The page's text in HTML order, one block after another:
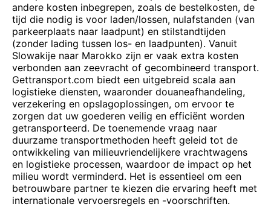
andere kosten inbegrepen, zoals de bestelkosten, de
tijd die nodig is voor laden/lossen, nulafstanden (van
parkeerplaats naar laadpunt) en stilstandtijden
(zonder lading tussen los- en laadpunten). Vanuit
Slowakije naar Marokko zijn er vaak extra kosten
verbonden aan zeevracht of gecombineerd transport.
Gettransport.com biedt een uitgebreid scala aan
logistieke diensten, waaronder douaneafhandeling,
verzekering en opslagoplossingen, om ervoor te
zorgen dat uw goederen veilig en efficiënt worden
getransporteerd. De toenemende vraag naar
duurzame transportmethoden heeft geleid tot de
ontwikkeling van milieuvriendelijkere vrachtwagens
en logistieke processen, waardoor de impact op het
milieu wordt verminderd. Het is essentieel om een
betrouwbare partner te kiezen die ervaring heeft met
internationale vervoersregels en -voorschriften.